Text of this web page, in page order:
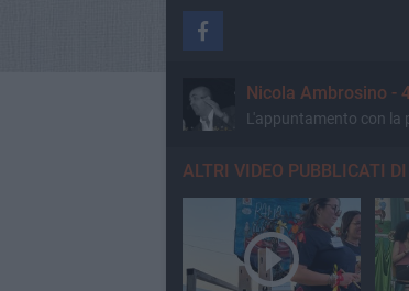
Nicola Ambrosino -
L'appuntamento con la
ALTRI VIDEO PUBBLICATI DI